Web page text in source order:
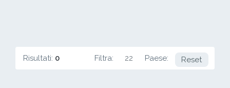
Risultati: 0 Filtra: 22 Paese: KW
Reset